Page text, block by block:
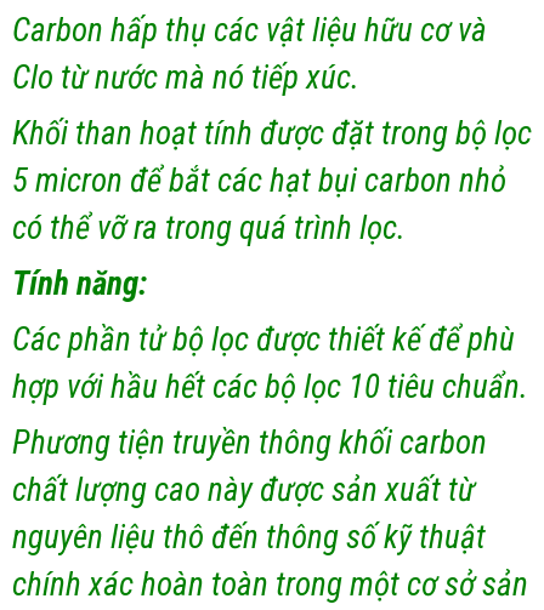
Carbon hấp thụ các vật liệu hữu cơ và
Clo từ nước mà nó tiếp xúc.
Khối than hoạt tính được đặt trong bộ lọc
5 micron để bắt các hạt bụi carbon nhỏ
có thể vỡ ra trong quá trình lọc.
Tính năng:
Các phần tử bộ lọc được thiết kế để phù
hợp với hầu hết các bộ lọc 10 tiêu chuẩn.
Phương tiện truyền thông khối carbon
chất lượng cao này được sản xuất từ ​​
nguyên liệu thô đến thông số kỹ thuật
chính xác hoàn toàn trong một cơ sở sản